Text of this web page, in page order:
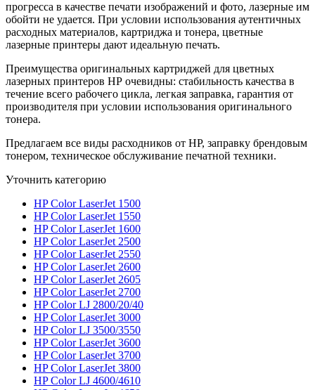
прогресса в качестве печати изображений и фото, лазерные им
обойти не удается. При условии использования аутентичных
расходных материалов, картриджа и тонера, цветные
лазерные принтеры дают идеальную печать.
Преимущества оригинальных картриджей для цветных
лазерных принтеров НР очевидны: стабильность качества в
течение всего рабочего цикла, легкая заправка, гарантия от
производителя при условии использования оригинального
тонера.
Предлагаем все виды расходников от НР, заправку брендовым
тонером, техническое обслуживание печатной техники.
Уточнить категорию
HP Color LaserJet 1500
HP Color LaserJet 1550
HP Color LaserJet 1600
HP Color LaserJet 2500
HP Color LaserJet 2550
HP Color LaserJet 2600
HP Color LaserJet 2605
HP Color LaserJet 2700
HP Color LJ 2800/20/40​
HP Color LaserJet 3000
HP Color LJ 3500/3550
HP Color LaserJet 3600
HP Color LaserJet 3700
HP Color LaserJet 3800
HP Color LJ 4600/4610